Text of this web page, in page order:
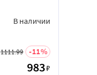
В наличии
1111.99 11
983₽